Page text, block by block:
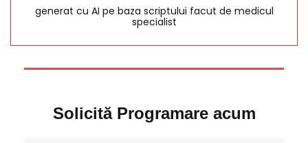
generat cu AI pe baza scriptului facut de medicul
specialist
Solicită Programare acum